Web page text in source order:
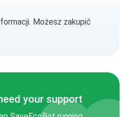
Możesz zakupić
your support